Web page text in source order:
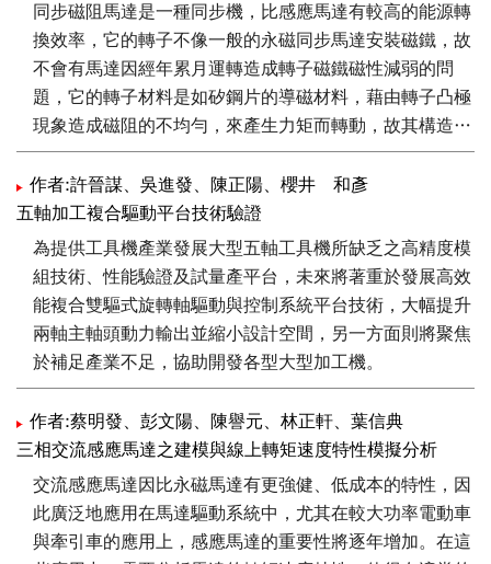
同步磁阻馬達是一種同步機，比感應馬達有較高的能源轉
換效率，它的轉子不像一般的永磁同步馬達安裝磁鐵，故
不會有馬達因經年累月運轉造成轉子磁鐵磁性減弱的問
題，它的轉子材料是如矽鋼片的導磁材料，藉由轉子凸極
現象造成磁阻的不均勻，來產生力矩而轉動，故其構造簡
單，具有堅固的特性，近年來吸引著工業界的注目。精確
的馬達模型及控制器設計，使其性能優化是非常重要的。
本文設計同步磁阻馬達的單位電流最大轉矩（maximum
torque per ampere, MTPA）控制器，是向量控制器設計
的延伸，得出d軸電流參考命令與q軸電流參考命令的關
係，MTPA控制的q軸電流命令是由轉速控制器產生；d軸
電流命令是q軸電流命令的負值，如此可得到最佳化的設
計，提高效率。模擬結果顯示在相同的轉速命令與負載轉
矩之下，在MTPA控制情況下，可得最小定子電流大小的
值，因此是最佳化的設計，在加載情況下，對給予的轉速
作者:許晉謀、吳進發、陳正陽、櫻井 和彥
五軸加工複合驅動平台技術驗證
為提供工具機產業發展大型五軸工具機所缺乏之高精度模
組技術、性能驗證及試量產平台，未來將著重於發展高效
能複合雙驅式旋轉軸驅動與控制系統平台技術，大幅提升
兩軸主軸頭動力輸出並縮小設計空間，另一方面則將聚焦
於補足產業不足，協助開發各型大型加工機。
作者:蔡明發、彭文陽、陳譽元、林正軒、葉信典
三相交流感應馬達之建模與線上轉矩速度特性模擬分析
交流感應馬達因比永磁馬達有更強健、低成本的特性，因
此廣泛地應用在馬達驅動系統中，尤其在較大功率電動車
與牽引車的應用上，感應馬達的重要性將逐年增加。在這